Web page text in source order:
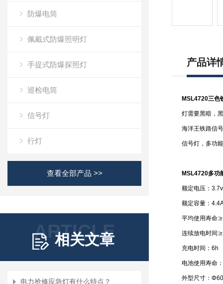
防爆电筒
佩戴式防爆照明灯
手提式防爆探照灯
巡检电筒
信号灯
行灯
查看全部产品 >>
ARTICLE
相关文章
电力抢修应急灯有什么特点？
产品详
MSL4720三色
灯需要黑暗，
海洋王铁路信
信号灯，多功
MSL4720多功
额定电压：
额定容量：
平均使用寿命
连续放电时间
充电时间：6h
电池使用寿命
外型尺寸：